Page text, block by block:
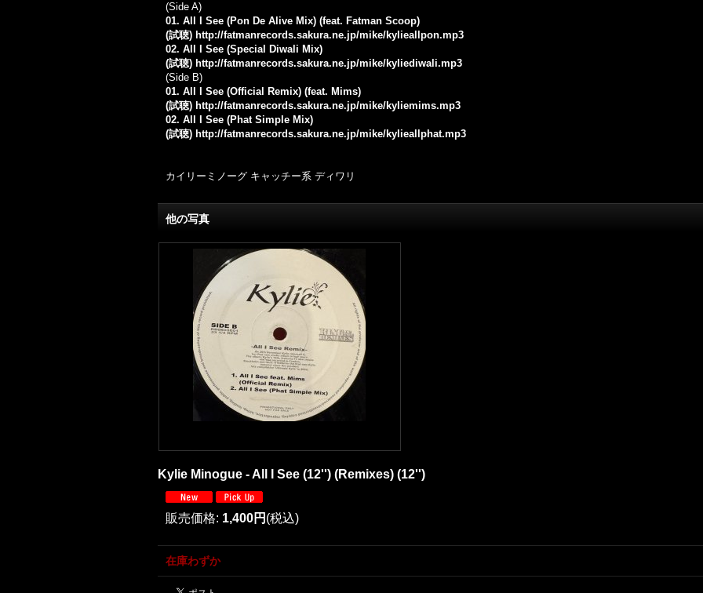
(Side A)
01. All I See (Pon De Alive Mix) (feat. Fatman Scoop)
(試聴) http://fatmanrecords.sakura.ne.jp/mike/kylieallpon.mp3
02. All I See (Special Diwali Mix)
(試聴) http://fatmanrecords.sakura.ne.jp/mike/kyliediwali.mp3
(Side B)
01. All I See (Official Remix) (feat. Mims)
(試聴) http://fatmanrecords.sakura.ne.jp/mike/kyliemims.mp3
02. All I See (Phat Simple Mix)
(試聴) http://fatmanrecords.sakura.ne.jp/mike/kylieallphat.mp3
カイリーミノーグ キャッチー系 ディワリ
他の写真
Kylie Minogue - All I See (12'') (Remixes) (12'')
販売価格: 1,400円 (税込)
在庫わずか